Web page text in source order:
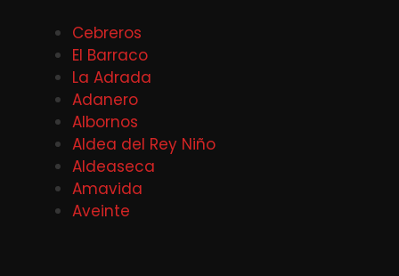
Cebreros
El Barraco
La Adrada
Adanero
Albornos
Aldea del Rey Niño
Aldeaseca
Amavida
Aveinte